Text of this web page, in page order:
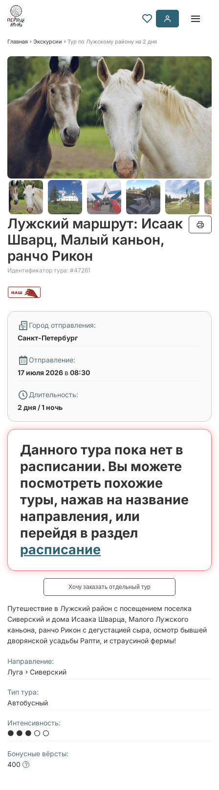
Главная Экскурсии Тур по Лужскому району на 2 дня
Лужский маршрут: Исаак
Шварц, Малый каньон,
ранчо Рикон
Идентификатор тура: #47261
Город отправления:
Санкт-Петербург
Отправление:
17 июля 2026 в08:30
Длительность:
2 дня / 1 ночь
Данного тура пока нет в
расписании. Вы можете
посмотреть похожие
туры, нажав на название
направления, или
перейдя в раздел
расписание
Хочу заказать отдельный тур
Путешествие в Лужский район с посещением поселка
Сиверский и дома Исаака Шварца, Малого Лужского
каньона, ранчо Рикон с дегустацией сыра, осмотр бывшей
дворянской усадьбы Рапти, и страусиной фермы!
Направление:
Луга
Сиверский
Тип тура:
Автобусный
Интенсивность:
Бонусные вёрсты:
400